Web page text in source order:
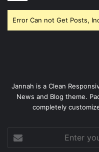
Error Can not Get Posts,
Jannah is a Clean
News and Blog theme.
completely
your